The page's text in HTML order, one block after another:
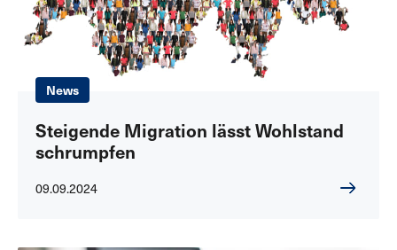
News
Steigende Migration lässt Wohlstand
schrumpfen
09.09.2024